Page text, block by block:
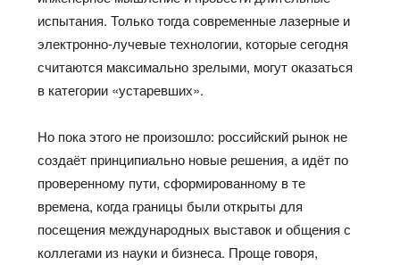
испытания. Только тогда современные лазерные и
электронно-лучевые технологии, которые сегодня
считаются максимально зрелыми, могут оказаться
в категории «устаревших».
Но пока этого не произошло: российский рынок не
создаёт принципиально новые решения, а идёт по
проверенному пути, сформированному в те
времена, когда границы были открыты для
посещения международных выставок и общения с
коллегами из науки и бизнеса. Проще говоря,